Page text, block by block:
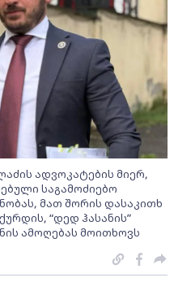
ადვოკატების მიერ,
საგამოძიებო
მათ შორის დასაკითხ
“დედ ჰასანის”
ამოღებას მოითხოვს